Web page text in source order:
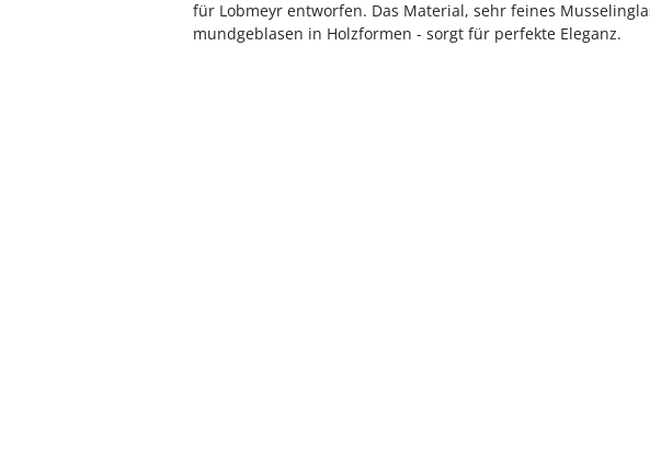
für Lobmeyr entworfen. Das Material, sehr feines
mundgeblasen in Holzformen - sorgt für perfekte Eleganz.